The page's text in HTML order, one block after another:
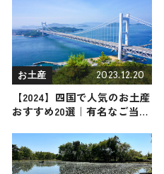
お土産 2023.12.20
【2024】四国で人気のお土産
おすすめ20選｜有名なご当地
で完全網羅！